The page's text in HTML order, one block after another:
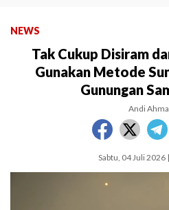
NEWS
Tak Cukup Disiram
Gunakan Metode
Gunungan
Andi
Sabtu, 04 Juli 2026